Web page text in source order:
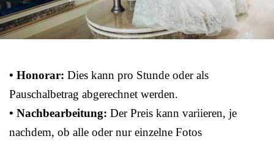
• Honorar: Dies kann pro Stunde oder als
Pauschalbetrag abgerechnet werden.
• Nachbearbeitung: Der Preis kann variieren, je
nachdem, ob alle oder nur einzelne Fotos